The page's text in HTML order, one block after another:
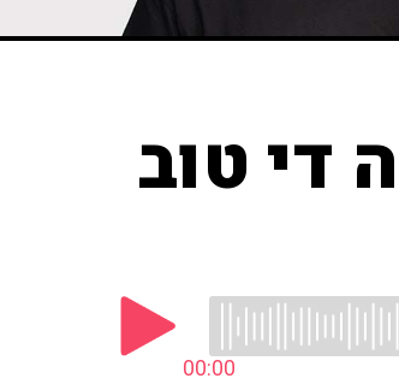
די טוב
00:00